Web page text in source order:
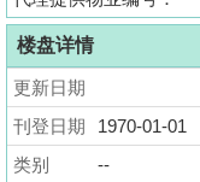
业
主
放
盘
楼盘详情
更新日期
刊登日期
1970-01-01
类别
--